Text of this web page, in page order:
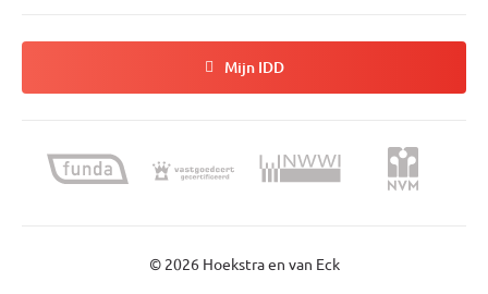
Mijn IDD
© 2026 Hoekstra en van Eck